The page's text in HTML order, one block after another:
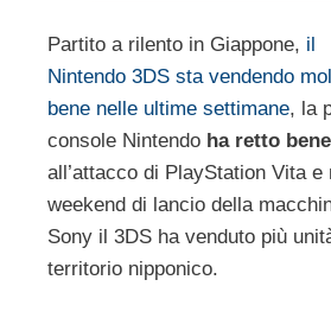
Partito a rilento in Giappone, il
Nintendo 3DS sta vendendo
bene nelle ultime settimane, la
console Nintendo ha retto bene
all’attacco di PlayStation Vita e
weekend di lancio della
Sony il 3DS ha venduto più
territorio nipponico.